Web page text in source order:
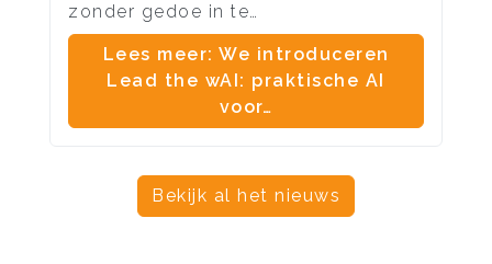
zonder gedoe in te…
Lees meer: We introduceren
Lead the wAI: praktische AI
voor…
Bekijk al het nieuws